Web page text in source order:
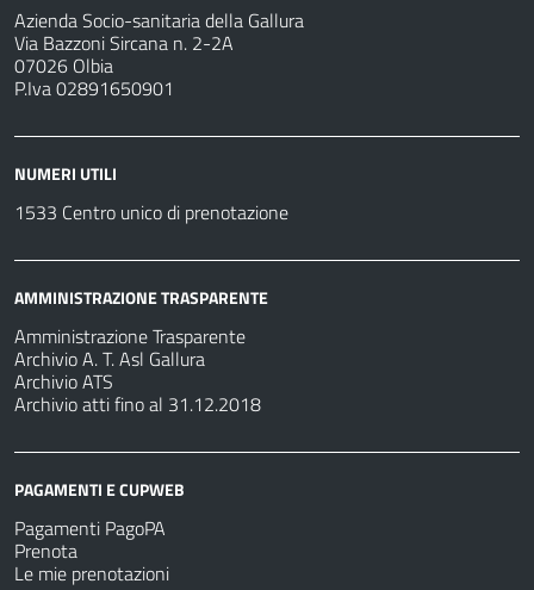
Azienda Socio-sanitaria della Gallura
Via Bazzoni Sircana n. 2-2A
07026 Olbia
P.Iva 02891650901
NUMERI UTILI
1533 Centro unico di prenotazione
AMMINISTRAZIONE TRASPARENTE
Amministrazione Trasparente
Archivio A. T. Asl Gallura
Archivio ATS
Archivio atti fino al 31.12.2018
PAGAMENTI E CUPWEB
Pagamenti PagoPA
Prenota
Le mie prenotazioni